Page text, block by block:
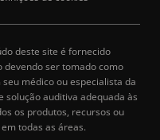
deste site é fornecido
devendo ser tomado como
médico ou especialista da
auditiva adequada às
os produtos, recursos ou
todas as áreas.